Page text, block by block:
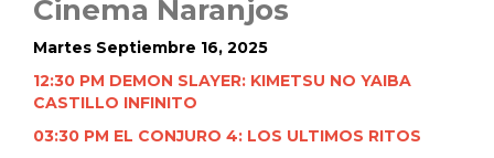
Cinema Naranjos
Martes Septiembre 16, 2025
12:30 PM DEMON SLAYER: KIMETSU NO YAIBA
CASTILLO INFINITO
03:30 PM EL CONJURO 4: LOS ULTIMOS RITOS